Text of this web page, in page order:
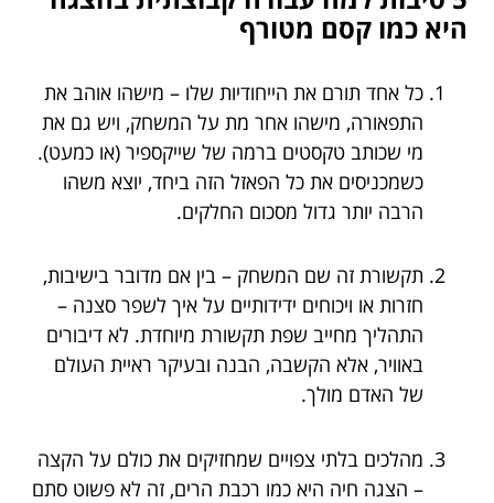
היא כמו קסם מטורף
כל אחד תורם את הייחודיות שלו – מישהו אוהב את
התפאורה, מישהו אחר מת על המשחק, ויש גם את
מי שכותב טקסטים ברמה של שייקספיר (או כמעט).
כשמכניסים את כל הפאזל הזה ביחד, יוצא משהו
הרבה יותר גדול מסכום החלקים.
תקשורת זה שם המשחק – בין אם מדובר בישיבות,
חזרות או ויכוחים ידידותיים על איך לשפר סצנה –
התהליך מחייב שפת תקשורת מיוחדת. לא דיבורים
באוויר, אלא הקשבה, הבנה ובעיקר ראיית העולם
של האדם מולך.
מהלכים בלתי צפויים שמחזיקים את כולם על הקצה
– הצגה חיה היא כמו רכבת הרים, זה לא פשוט סתם